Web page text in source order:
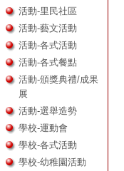
活動-里民社區
活動-藝文活動
活動-各式活動
活動-各式餐點
活動-頒獎典禮/成果
展
活動-選舉造勢
學校-運動會
學校-各式活動
學校-幼稚園活動